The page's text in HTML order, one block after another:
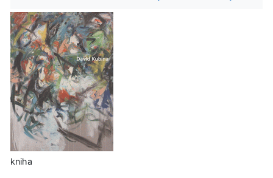
kniha